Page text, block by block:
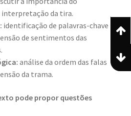
da tira.
identificação de palavras-chave
de sentimentos das
análise da ordem das falas
da trama.
pode propor questões